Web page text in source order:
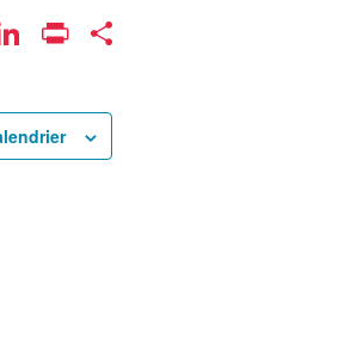
LinkedIn
Print